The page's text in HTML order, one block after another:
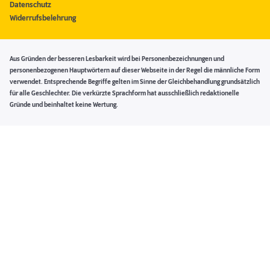
Datenschutz
Widerrufsbelehrung
Aus Gründen der besseren Lesbarkeit wird bei Personenbezeichnungen und
personenbezogenen Hauptwörtern auf dieser Webseite in der Regel die männliche Form
verwendet. Entsprechende Begriffe gelten im Sinne der Gleichbehandlung grundsätzlich
für alle Geschlechter. Die verkürzte Sprachform hat ausschließlich redaktionelle
Gründe und beinhaltet keine Wertung.